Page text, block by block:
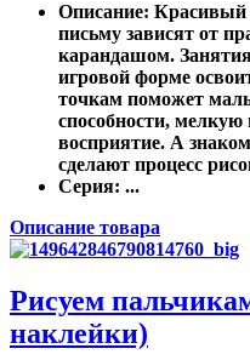
Описание: Красивый
письму зависят от
карандашом.
игровой форме
точкам поможет
способности, мелкую
восприятие. А
сделают процесс
Серия: ...
Описание товара
Рисуем
наклейки)